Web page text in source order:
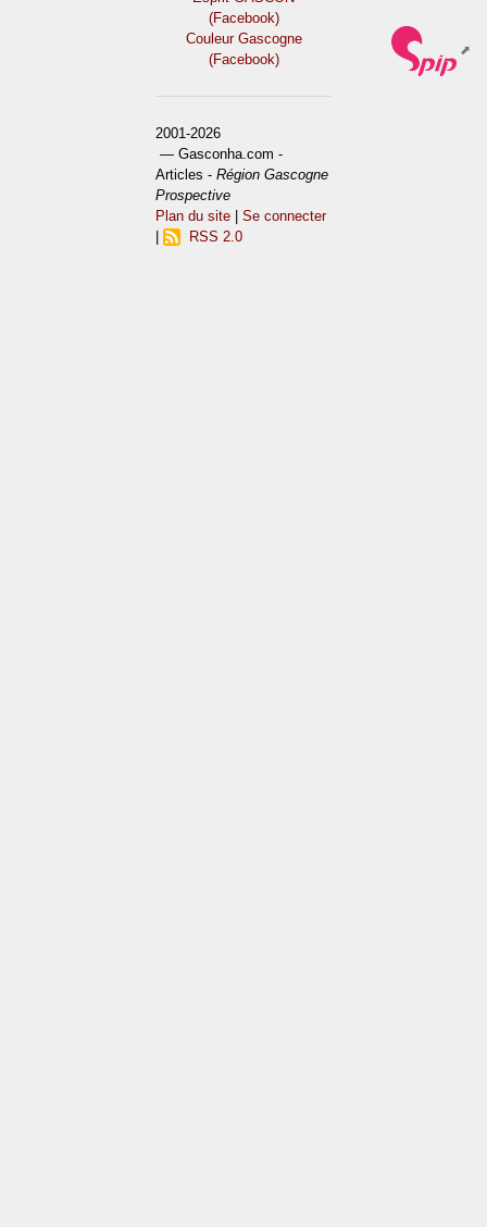
(Facebook)
Couleur Gascogne
(Facebook)
2001-2026
— Gasconha.com -
Articles -Région Gascogne
Prospective
Plan du site |Se connecter
RSS 2.0